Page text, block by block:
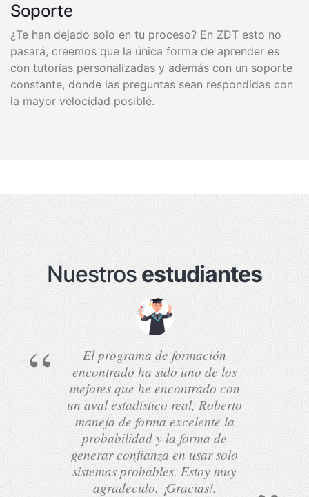
Soporte
¿Te han dejado solo en tu proceso? En ZDT esto no
pasará, creemos que la única forma de aprender es
con tutorías personalizadas y además con un soporte
constante, donde las preguntas sean respondidas con
la mayor velocidad posible.
Nuestros estudiantes
El programa de formación
encontrado ha sido uno de los
mejores que he encontrado con
un aval estadístico real, Roberto
maneja de forma excelente la
probabilidad y la forma de
generar confianza en usar solo
sistemas probables. Estoy muy
agradecido. ¡Gracias!.